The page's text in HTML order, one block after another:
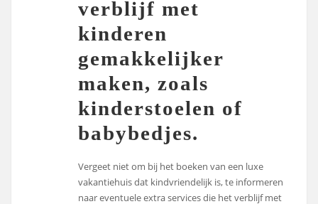
verblijf met
kinderen
gemakkelijker
maken, zoals
kinderstoelen of
babybedjes.
Vergeet niet om bij het boeken van een luxe
vakantiehuis dat kindvriendelijk is, te informeren
naar eventuele extra services die het verblijf met